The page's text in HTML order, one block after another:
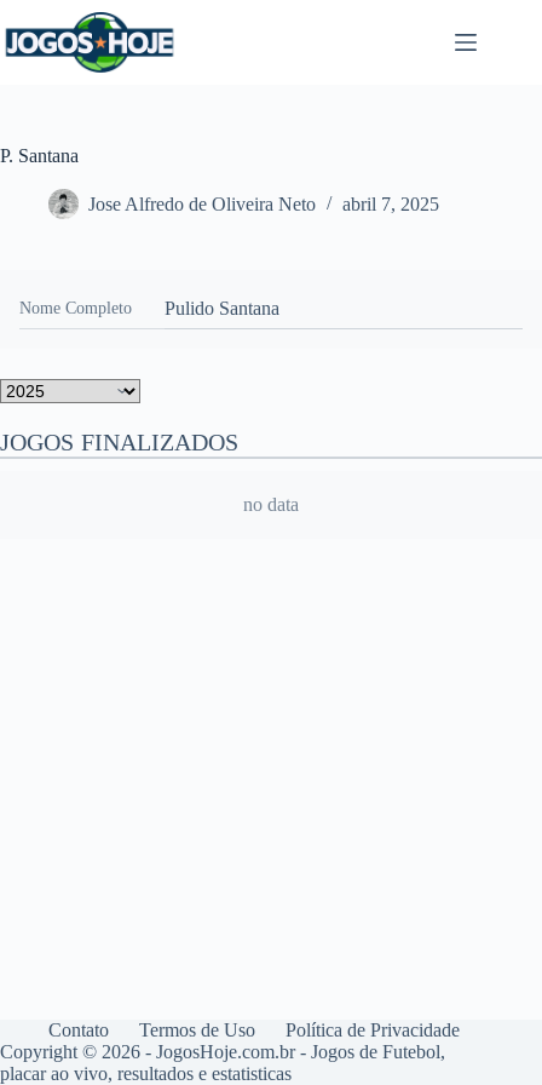
para
o
P. Santana
Jose Alfredo de Oliveira Neto abril 7, 2025
Nome Completo Pulido Santana
JOGOS FINALIZADOS
no data
Contato Termos de Uso
Política de Privacidade
Copyright © 2026 - JogosHoje.com.br - Jogos de Futebol,
placar ao vivo, resultados e estatisticas